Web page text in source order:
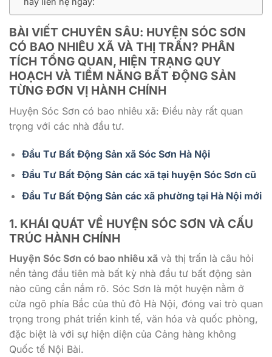
BÀI VIẾT CHUYÊN SÂU: HUYỆN SÓC SƠN
CÓ BAO NHIÊU XÃ VÀ THỊ TRẤN? PHÂN
TÍCH TỔNG QUAN, HIỆN TRẠNG QUY
HOẠCH VÀ TIỀM NĂNG BẤT ĐỘNG SẢN
TỪNG ĐƠN VỊ HÀNH CHÍNH
Huyện Sóc Sơn có bao nhiêu xã: Điều này rất quan
trọng với các nhà đầu tư.
Đầu Tư Bất Động Sản xã Sóc Sơn Hà Nội
Đầu Tư Bất Động Sản các xã tại huyện Sóc Sơn cũ
Đầu Tư Bất Động Sản các xã phường tại Hà Nội mới
1. KHÁI QUÁT VỀ HUYỆN SÓC SƠN VÀ CẤU
TRÚC HÀNH CHÍNH
Huyện Sóc Sơn có bao nhiêu xã và thị trấn là câu hỏi
nền tảng đầu tiên mà bất kỳ nhà đầu tư bất động sản
nào cũng cần nắm rõ. Sóc Sơn là một huyện nằm ở
cửa ngõ phía Bắc của thủ đô Hà Nội, đóng vai trò quan
trọng trong phát triển kinh tế, văn hóa và quốc phòng,
đặc biệt là với sự hiện diện của Cảng hàng không
Quốc tế Nội Bài.